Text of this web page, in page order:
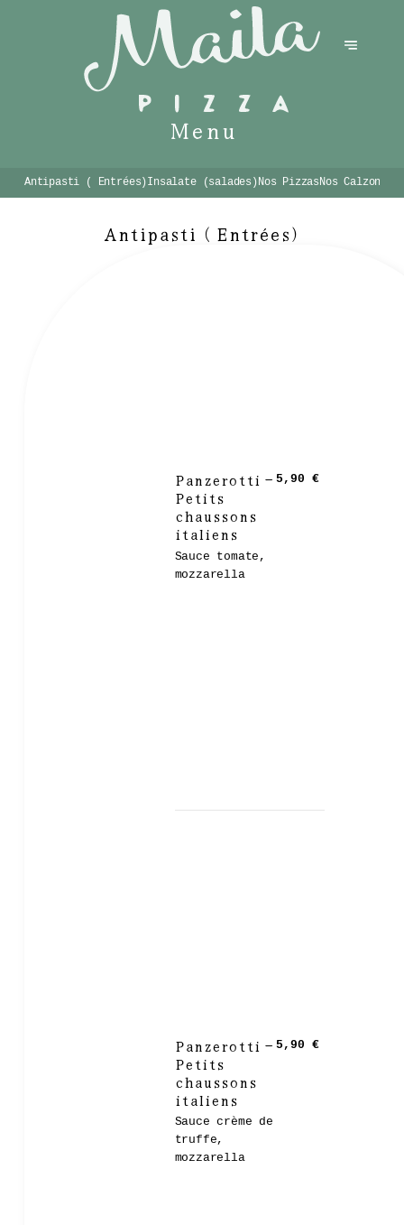
Menu
Antipasti ( Entrées) Insalate (salades) Nos PizzasNos Calzones
Antipasti ( Entrées)
Panzerotti –
Petits
chaussons
italiens
Sauce tomate,
mozzarella
5,90 €
Panzerotti –
Petits
chaussons
italiens
Sauce crème de
truffe,
mozzarella
5,90 €